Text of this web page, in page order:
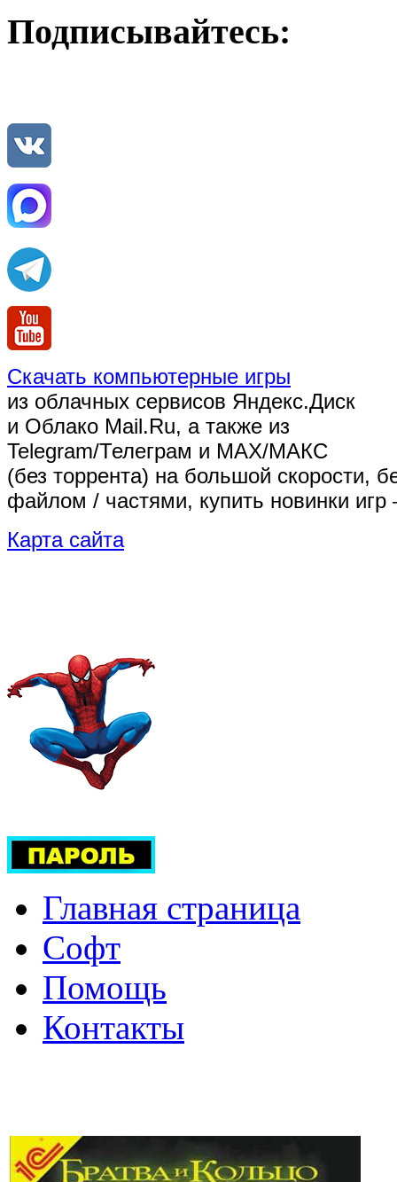
Подписывайтесь:
Скачать компьютерные игры
из облачных сервисов Яндекс.Диск
и Облако Mail.Ru, а также из
Telegram/Телеграм и MAX/МАКС
(без торрента) на большой скорости,
файлом / частями, купить новинки
Карта сайта
Главная страница
Софт
Помощь
Контакты